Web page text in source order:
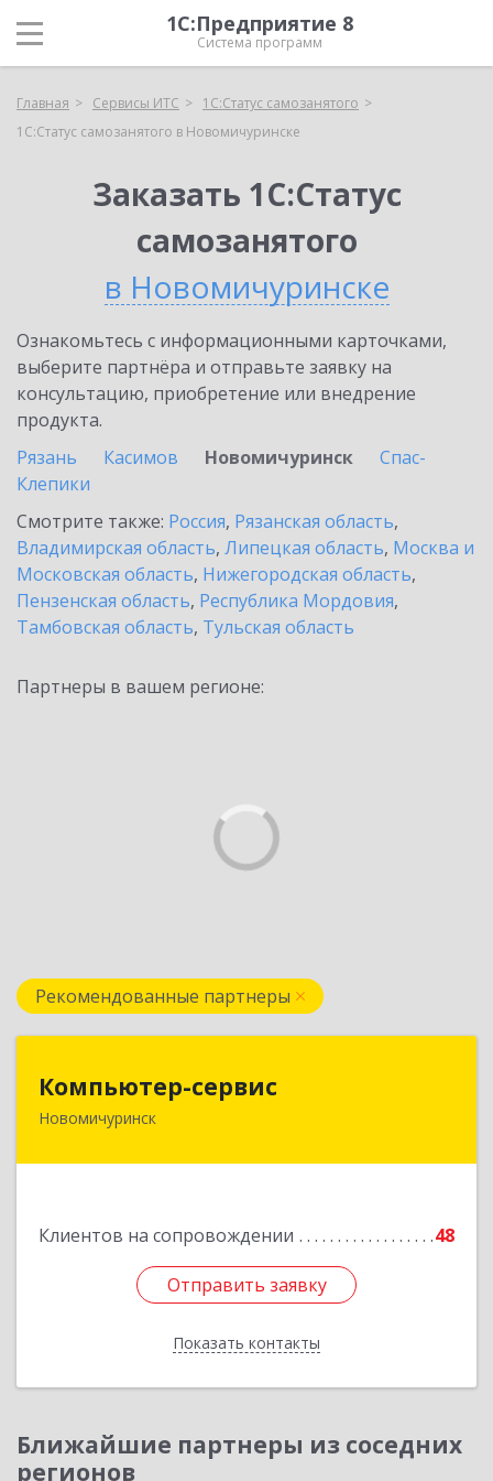
1С:Предприятие 8
Система программ
Главная Сервисы ИТС
1С:Статус самозанятого
1С:Статус самозанятого в Новомичуринске
Заказать 1С:Статус
самозанятого
в Новомичуринске
Ознакомьтесь с информационными карточками,
выберите партнёра и отправьте заявку на
консультацию, приобретение или внедрение
продукта.
Рязань
Касимов Новомичуринск
Спас-
Клепики
Смотрите также: Россия, Рязанская область,
Владимирская область, Липецкая область, Москва и
Московская область, Нижегородская область,
Пензенская область, Республика Мордовия,
Тамбовская область, Тульская область
Партнеры в вашем регионе:
Рекомендованные партнеры
Компьютер-сервис
Новомичуринск
Клиентов на сопровождении 48
Отправить заявку
Показать контакты
391160, Рязанская обл, Пронский р-н,
Подробнее
Отправить заявку
Назад
Ближайшие партнеры из соседних
регионов